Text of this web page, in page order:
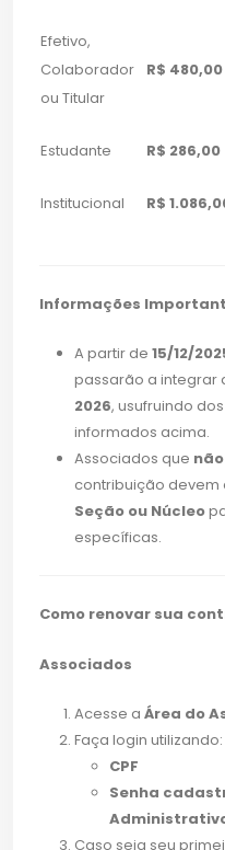
Efetivo,
Colaborador
ou Titular
R$ 480,00
Estudante R$ 286,00
Institucional R$
Informações
A partir de 15/12/
passarão a integrar
2026, usufruindo
informados acima.
Associados que
contribuição devem
Seção ou Núcleo
específicas.
Como renovar sua
Associados
Acesse a Área do
Faça login utilizando:
CPF
Senha
Caso seja seu